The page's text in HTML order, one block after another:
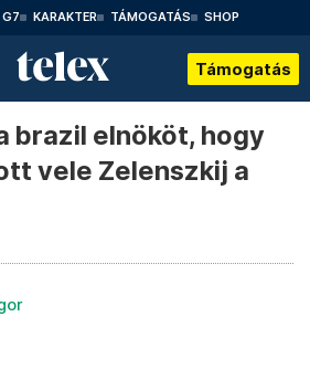
G7 KARAKTER TÁMOGATÁS SHOP
Támogatás
brazil elnököt, hogy
vele Zelenszkij a